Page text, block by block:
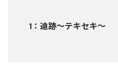
1 ： 迪跡〜テキセキ〜